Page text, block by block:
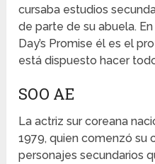
cursaba estudios
de parte de su abuela.
Day’s Promise él es el
está dispuesto hacer
SOO AE
La actriz sur coreana
1979, quien comenzó su
personajes secundarios